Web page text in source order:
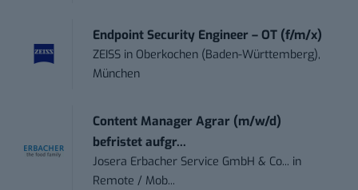
Endpoint Security Engineer – OT (f/m/x)
ZEISS in Oberkochen (Baden-Württemberg),
München
Content Manager Agrar (m/w/d)
befristet aufgr...
Josera Erbacher Service GmbH & Co... in
Remote / Mob...